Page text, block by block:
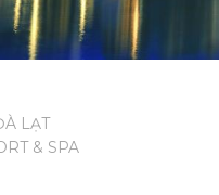
LẠT
& SPA